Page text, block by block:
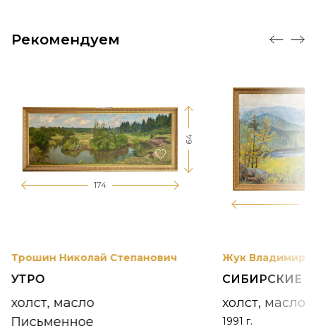
Рекомендуем
174
64
Трошин Николай Степанович
УТРО
холст, масло
Письменное
Жук Владимир
СИБИРСКИЕ
холст, масло
1991 г.